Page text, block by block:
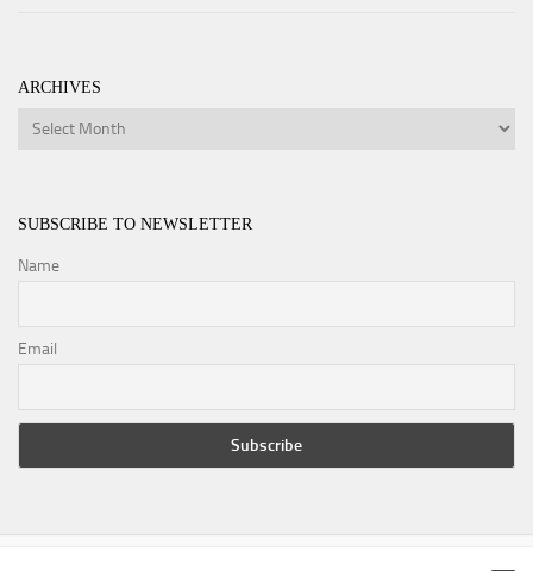
ARCHIVES
Archives
SUBSCRIBE TO NEWSLETTER
Name
Email